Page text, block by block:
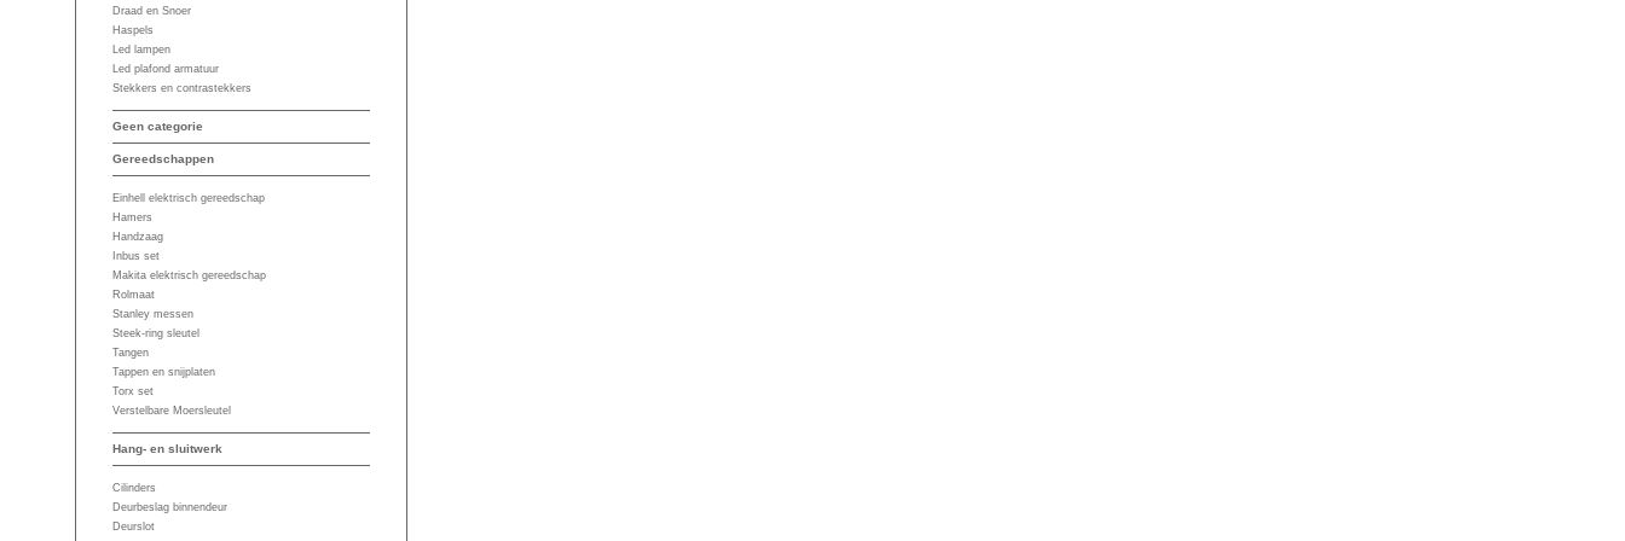
Draad en Snoer
Haspels
Led lampen
Led plafond armatuur
Stekkers en contrastekkers
Geen categorie
Gereedschappen
Einhell elektrisch gereedschap
Hamers
Handzaag
Inbus set
Makita elektrisch gereedschap
Rolmaat
Stanley messen
Steek-ring sleutel
Tangen
Tappen en snijplaten
Torx set
Verstelbare Moersleutel
Hang- en sluitwerk
Cilinders
Deurbeslag binnendeur
Deurslot